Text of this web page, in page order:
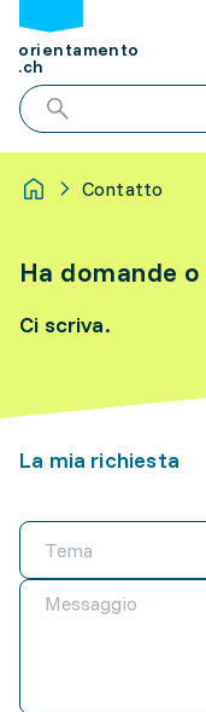
orientamento
.ch
Contatto
Ha domande
Ci scriva.
La mia richiesta